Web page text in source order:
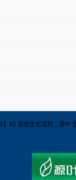
RT 其他生化试剂 ;; 源叶